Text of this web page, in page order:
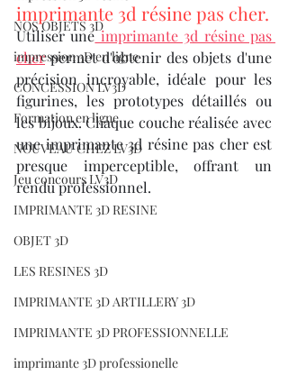
NOS OBJETS 3D
impression 3D en ligne
CONCESSION LV3D
Formation en ligne
NOUVEAU CHEZ LV3D
Jeu concours LV3D
IMPRIMANTE 3D RESINE
OBJET 3D
LES RESINES 3D
IMPRIMANTE 3D ARTILLERY 3D
IMPRIMANTE 3D PROFESSIONNELLE
imprimante 3D professionelle
imprimante 3d résine pas cher.
Utiliser une imprimante 3d résine pas
cher permet d'obtenir des objets d'une
précision incroyable, idéale pour les
figurines, les prototypes détaillés ou
les bijoux. Chaque couche réalisée avec
une imprimante 3d résine pas cher est
presque imperceptible, offrant un
rendu professionnel.